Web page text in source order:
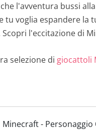
l'avventura bussi
tu voglia espandere
l'eccitazione di
selezione di giocattoli
Minecraft -